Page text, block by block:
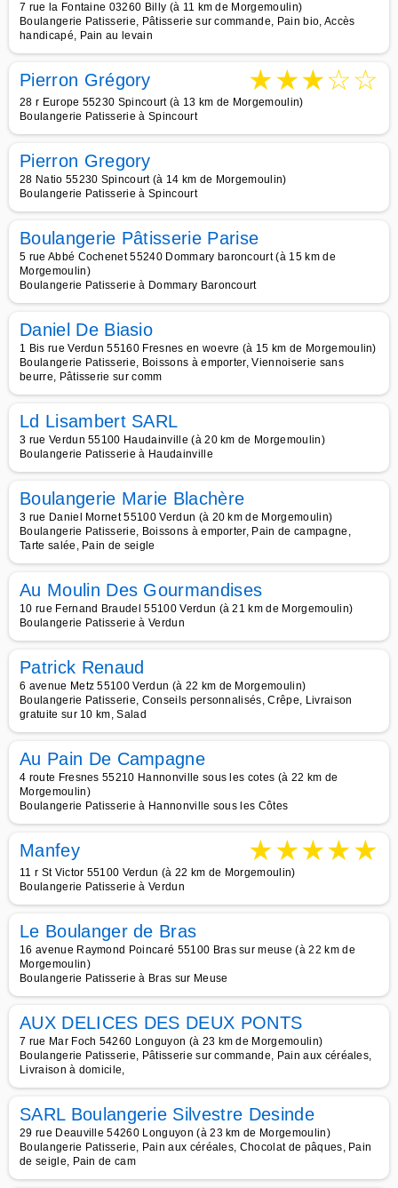
7 rue la Fontaine 03260 Billy (à 11 km de Morgemoulin)
Boulangerie Patisserie, Pâtisserie sur commande, Pain bio, Accès
handicapé, Pain au levain
Pierron Grégory ★★★☆☆
28 r Europe 55230 Spincourt (à 13 km de Morgemoulin)
Boulangerie Patisserie à Spincourt
Pierron Gregory
28 Natio 55230 Spincourt (à 14 km de Morgemoulin)
Boulangerie Patisserie à Spincourt
Boulangerie Pâtisserie Parise
5 rue Abbé Cochenet 55240 Dommary baroncourt (à 15 km de
Morgemoulin)
Boulangerie Patisserie à Dommary Baroncourt
Daniel De Biasio
1 Bis rue Verdun 55160 Fresnes en woevre (à 15 km de Morgemoulin)
Boulangerie Patisserie, Boissons à emporter, Viennoiserie sans
beurre, Pâtisserie sur comm
Ld Lisambert SARL
3 rue Verdun 55100 Haudainville (à 20 km de Morgemoulin)
Boulangerie Patisserie à Haudainville
Boulangerie Marie Blachère
3 rue Daniel Mornet 55100 Verdun (à 20 km de Morgemoulin)
Boulangerie Patisserie, Boissons à emporter, Pain de campagne,
Tarte salée, Pain de seigle
Au Moulin Des Gourmandises
10 rue Fernand Braudel 55100 Verdun (à 21 km de Morgemoulin)
Boulangerie Patisserie à Verdun
Patrick Renaud
6 avenue Metz 55100 Verdun (à 22 km de Morgemoulin)
Boulangerie Patisserie, Conseils personnalisés, Crêpe, Livraison
gratuite sur 10 km, Salad
Au Pain De Campagne
4 route Fresnes 55210 Hannonville sous les cotes (à 22 km de
Morgemoulin)
Boulangerie Patisserie à Hannonville sous les Côtes
Manfey ★★★★★
11 r St Victor 55100 Verdun (à 22 km de Morgemoulin)
Boulangerie Patisserie à Verdun
Le Boulanger de Bras
16 avenue Raymond Poincaré 55100 Bras sur meuse (à 22 km de
Morgemoulin)
Boulangerie Patisserie à Bras sur Meuse
AUX DELICES DES DEUX PONTS
7 rue Mar Foch 54260 Longuyon (à 23 km de Morgemoulin)
Boulangerie Patisserie, Pâtisserie sur commande, Pain aux céréales,
Livraison à domicile,
SARL Boulangerie Silvestre Desinde
29 rue Deauville 54260 Longuyon (à 23 km de Morgemoulin)
Boulangerie Patisserie, Pain aux céréales, Chocolat de pâques, Pain
de seigle, Pain de cam